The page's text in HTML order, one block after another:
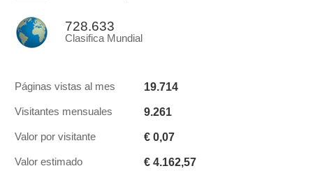
728.633
Clasifica Mundial
Páginas vistas al mes 19.714
Visitantes mensuales 9.261
Valor por visitante € 0,07
Valor estimado € 4.162,57